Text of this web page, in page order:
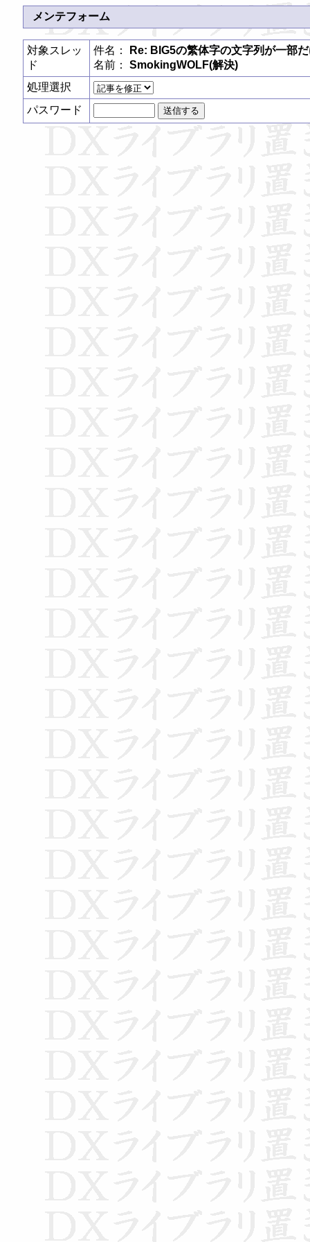
メンテフォーム
対象スレッ
ド
件名：
Re: BIG5の繁体字の文字列が一部
名前： SmokingWOLF(解決)
処理選択
パスワード